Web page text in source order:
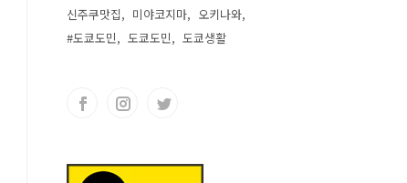
신주쿠맛집
미야코지마
오키나와
#도쿄도민
도쿄도민 도쿄생활